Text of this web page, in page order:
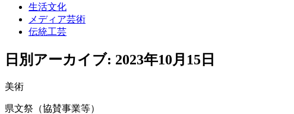
生活文化
メディア芸術
伝統工芸
日別アーカイブ: 2023年10月15日
美術
県文祭（協賛事業等）